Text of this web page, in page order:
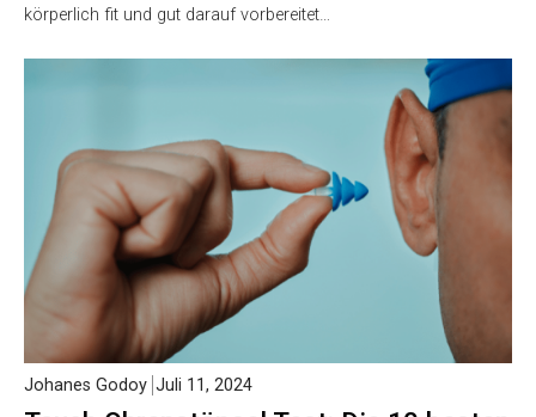
körperlich fit und gut darauf vorbereitet…
Johanes Godoy Juli 11, 2024